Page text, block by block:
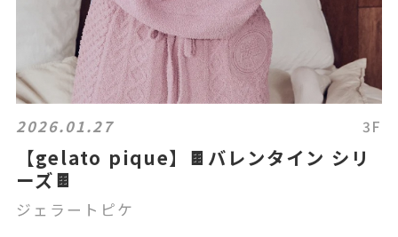
2026.01.27 3F
【gelato pique】🍫バレンタイン シリ
ーズ🍫
ジェラートピケ